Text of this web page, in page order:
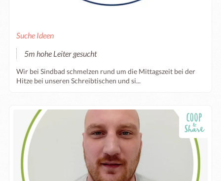
Suche Ideen
5m hohe Leiter gesucht
Wir bei Sindbad schmelzen rund um die Mittagszeit bei der
Hitze bei unseren Schreibtischen und si...